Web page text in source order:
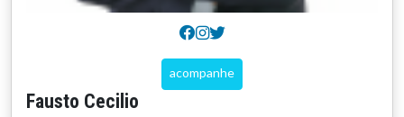
acompanhe
Fausto Cecilio